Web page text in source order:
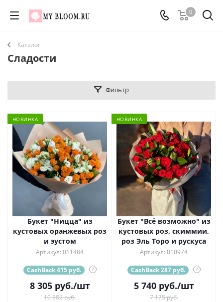
0
Каталог
Сладости
Фильтр
НОВИНКА
Букет "Ницца" из
кустовых оранжевых роз
и эустом
Артикул: 011484
CashBack 415 руб. ?
8 305руб./шт
10 382 руб.
НОВИНКА
Букет "Всё возможно" из
кустовых роз, скиммии,
роз Эль Торо и рускуса
Артикул: 010974
CashBack 287 руб. ?
5 740руб./шт
7 175 руб.